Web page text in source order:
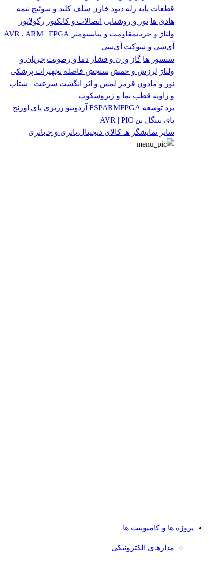
قطعات پایه رله دیود خازن سلف کلید و سوئیچ نیمه
هادی ها نور و روشنایی اتصالات و کانکتور رگولاتور
ولتاژ و جریانمقاومت و پتانسومتر
AVR , ARM , FPGA
آی‌سی و سوکت آی‌سی
سنسور ها گاز وزن و فشار دما و رطوبت جریان و
ولتاژ لرزش و خمش سنجش فاصله تجهیزات پزشکی
نور و مادون قرمز لمس و اثر انگشت سرعت ، شتاب
و زاویه قطب نما و ژیروسکوپ
برد توسعه
ESPARMFPGA آردوینو رزبری پای اورنج
پای بینگل بن AVR | PIC
سایر نمایشگر ها کالای دیجیتال باتری و جاباتری
پروژه ها و کامپوننت ها
مدارهای الکترونیکی